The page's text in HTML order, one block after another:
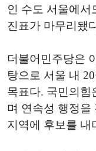
인 수도 서울에서
진표가 마무리됐
더불어민주당은
탕으로 서울 내
목표다. 국민의힘
며 연속성 행정을
지역에 후보를 내